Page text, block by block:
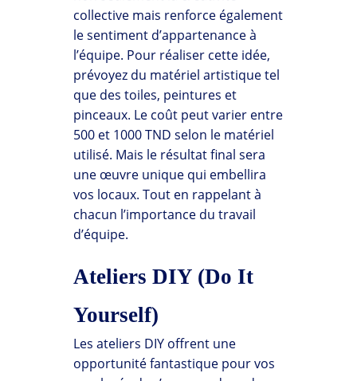
collective mais renforce également
le sentiment d’appartenance à
l’équipe. Pour réaliser cette idée,
prévoyez du matériel artistique tel
que des toiles, peintures et
pinceaux. Le coût peut varier entre
500 et 1000 TND selon le matériel
utilisé. Mais le résultat final sera
une œuvre unique qui embellira
vos locaux. Tout en rappelant à
chacun l’importance du travail
d’équipe.
Ateliers DIY (Do It
Yourself)
Les ateliers DIY offrent une
opportunité fantastique pour vos